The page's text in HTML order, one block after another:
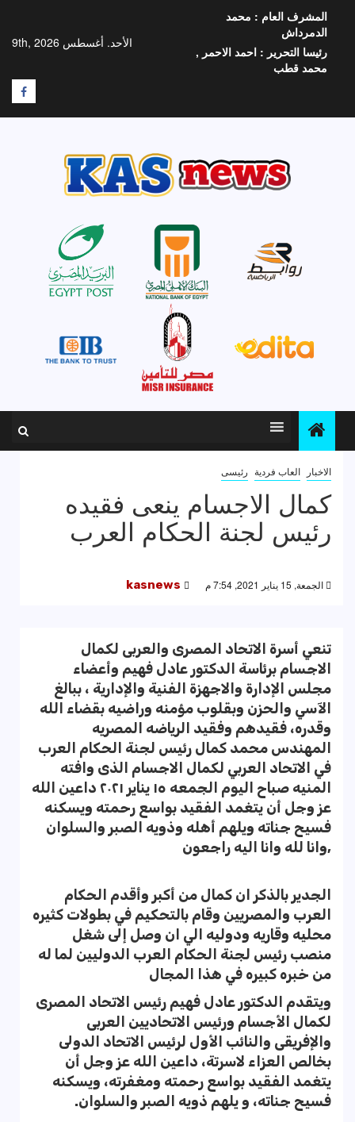
المحتوى
الأحد. أغسطس 9th, 2026
المشرف العام : محمد
الدمرداش
رئيسا التحرير : احمد الاحمر ,
محمد قطب
F
الاخبار العاب فردية رئيسى
كمال الاجسام ينعى فقيده
رئيس لجنة الحكام العرب
الجمعة, 15 يناير 2021, 7:54 م kasnews
تنعي أسرة الاتحاد المصرى والعربى لكمال
الاجسام برئاسة الدكتور عادل فهيم وأعضاء
مجلس الإدارة والاجهزة الفنية والإدارية ، ببالغ
الآسي والحزن وبقلوب مؤمنه وراضيه بقضاء الله
وقدره، فقيدهم وفقيد الرياضه المصريه
المهندس محمد كمال رئيس لجنة الحكام العرب
في الاتحاد العربي لكمال الاجسام الذى وافته
المنيه صباح اليوم الجمعه ١٥ يناير ٢٠٢١ داعين الله
عز وجل أن يتغمد الفقيد بواسع رحمته ويسكنه
فسيح جناته ويلهم أهله وذويه الصبر والسلوان
,وانا لله وانا اليه راجعون
الجدير بالذكر ان كمال من أكبر وأقدم الحكام
العرب والمصريين وقام بالتحكيم في بطولات كثيره
محليه وقاريه ودوليه الي ان وصل إلى شغل
منصب رئيس لجنة الحكام العرب الدوليين لما له
من خبره كبيره في هذا المجال
ويتقدم الدكتور عادل فهيم رئيس الاتحاد المصرى
لكمال الأجسام ورئيس الاتحاديين العربى
والإفريقى والنائب الأول لرئيس الاتحاد الدولى
بخالص العزاء لاسرتة، داعين الله عز وجل أن
يتغمد الفقيد بواسع رحمته ومغفرته، ويسكنه
فسيح جناته، و يلهم ذويه الصبر والسلوان.